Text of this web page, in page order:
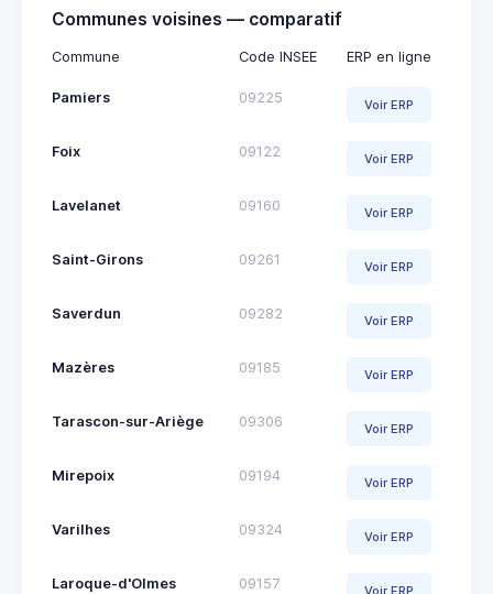
Communes voisines — comparatif
Commune Code INSEE ERP en ligne
Pamiers 09225 Voir ERP
Foix 09122 Voir ERP
Lavelanet 09160 Voir ERP
Saint-Girons 09261 Voir ERP
Saverdun 09282 Voir ERP
Mazères 09185 Voir ERP
Tarascon-sur-Ariège 09306 Voir ERP
Mirepoix 09194 Voir ERP
Varilhes 09324 Voir ERP
Laroque-d'Olmes 09157 Voir ERP